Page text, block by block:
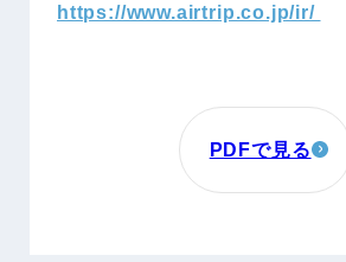
https://www.airtrip.co.jp/ir/
PDFで見る